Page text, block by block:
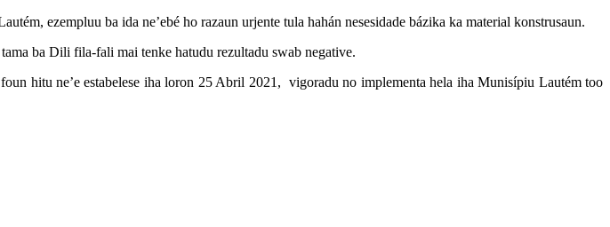
ezempluu ba ida ne’ebé ho razaun urjente tula hahán nesesidade bázika ka material konstrusaun.
ba Dili fila-fali mai tenke hatudu rezultadu swab negative.
hitu ne’e estabelese iha loron 25 Abril 2021, vigoradu no implementa hela iha Munisípiu Lautém too